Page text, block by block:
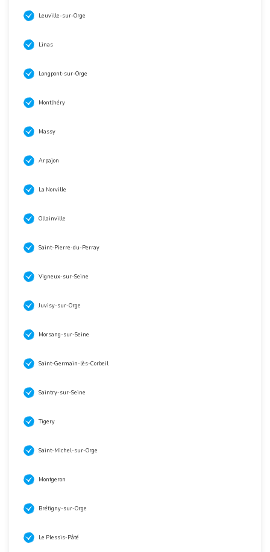
Leuville-sur-Orge
Linas
Longpont-sur-Orge
Montlhéry
Massy
Arpajon
La Norville
Ollainville
Saint-Pierre-du-Perray
Vigneux-sur-Seine
Juvisy-sur-Orge
Morsang-sur-Seine
Saint-Germain-lès-Corbeil
Saintry-sur-Seine
Tigery
Saint-Michel-sur-Orge
Montgeron
Brétigny-sur-Orge
Le Plessis-Pâté